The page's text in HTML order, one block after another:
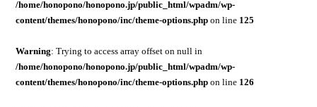
/home/honopono/honopono.jp/public_html/wpadm/wp-
content/themes/honopono/inc/theme-options.phpon line 125
Warning: Trying to access array offset on null in
/home/honopono/honopono.jp/public_html/wpadm/wp-
content/themes/honopono/inc/theme-options.phpon line 126